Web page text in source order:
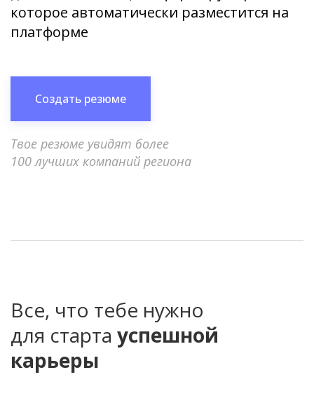
которое автоматически разместится на
платформе
Создать резюме
Твое резюме увидят более
100 лучших компаний региона
Все, что тебе нужно
для старта успешной
карьеры